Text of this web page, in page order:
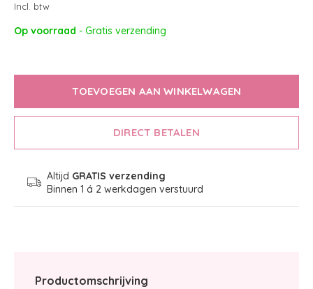
Incl. btw
Op voorraad - Gratis verzending
TOEVOEGEN AAN WINKELWAGEN
DIRECT BETALEN
Altijd GRATIS verzending
Binnen 1 á 2 werkdagen verstuurd
Productomschrijving